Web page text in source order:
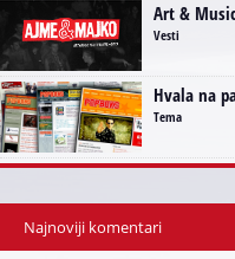
Art &
Vesti
Hvala na
Tema
Najnoviji komentari